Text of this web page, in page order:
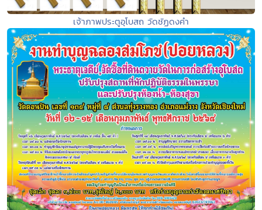
เจ้าภาพประตูอุโบสถ วัดชัฏดงคำ